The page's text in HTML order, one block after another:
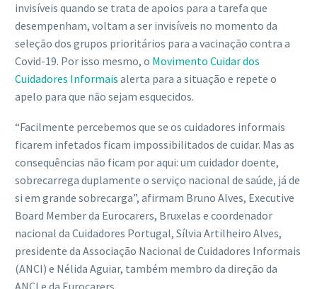
invisíveis quando se trata de apoios para a tarefa que
desempenham, voltam a ser invisíveis no momento da
seleção dos grupos prioritários para a vacinação contra a
Covid-19. Por isso mesmo, o Movimento Cuidar dos
Cuidadores Informais alerta para a situação e repete o
apelo para que não sejam esquecidos.
“Facilmente percebemos que se os cuidadores informais
ficarem infetados ficam impossibilitados de cuidar. Mas as
consequências não ficam por aqui: um cuidador doente,
sobrecarrega duplamente o serviço nacional de saúde, já de
si em grande sobrecarga”, afirmam Bruno Alves, Executive
Board Member da Eurocarers, Bruxelas e coordenador
nacional da Cuidadores Portugal, Sílvia Artilheiro Alves,
presidente da Associação Nacional de Cuidadores Informais
(ANCI) e Nélida Aguiar, também membro da direção da
ANCI e da Eurocarers.